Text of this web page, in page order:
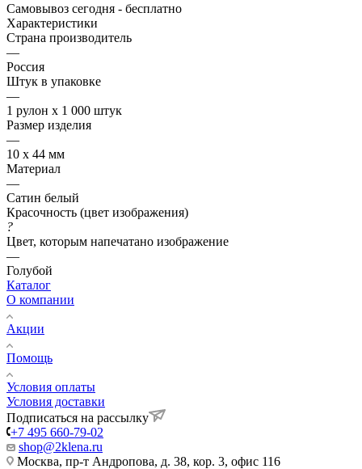
Самовывоз сегодня - бесплатно
Характеристики
Страна производитель
—
Россия
Штук в упаковке
—
1 рулон х 1 000 штук
Размер изделия
—
10 х 44 мм
Материал
—
Сатин белый
Красочность (цвет изображения)
?
Цвет, которым напечатано изображение
—
Голубой
Каталог
О компании
Акции
Помощь
Условия оплаты
Условия доставки
Подписаться на рассылку
+7 495 660-79-02
shop@2klena.ru
Москва, пр-т Андропова, д. 38, кор. 3, офис 116